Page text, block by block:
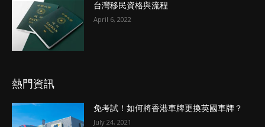
台灣移民資格與流程
April 6, 2022
熱門資訊
免考試！如何將香港車牌更換英國車牌？
July 24, 2021